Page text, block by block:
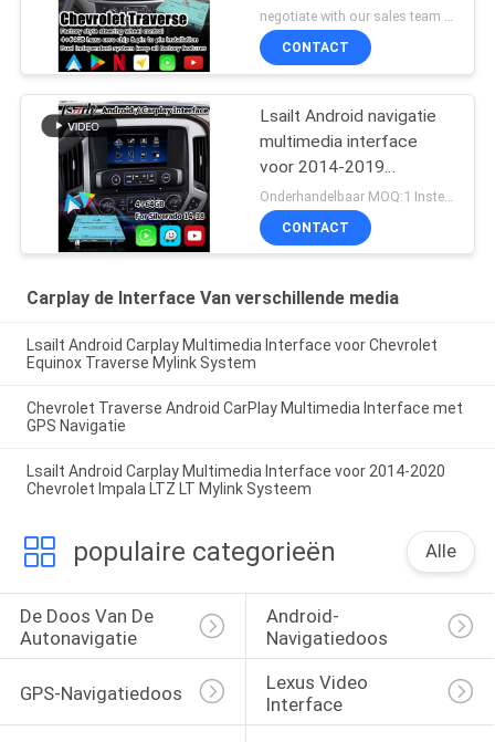
auto van Chevrolet
negotiate with our sales team MOQ:10 stukken
CONTACT
Lsailt Android navigatie
multimedia interface
voor 2014-2019
Chevrolet Silverado 1500
2500 3500 Mylink
systeem
Onderhandelbaar MOQ:1 Instellen
CONTACT
Carplay de Interface Van verschillende media
Lsailt Android Carplay Multimedia Interface voor Chevrolet
Equinox Traverse Mylink System
Chevrolet Traverse Android CarPlay Multimedia Interface met
GPS Navigatie
Lsailt Android Carplay Multimedia Interface voor 2014-2020
Chevrolet Impala LTZ LT Mylink Systeem
populaire categorieën Alle
De Doos Van De
Autonavigatie
Android-
Navigatiedoos
GPS-Navigatiedoos
Lexus Video
Interface